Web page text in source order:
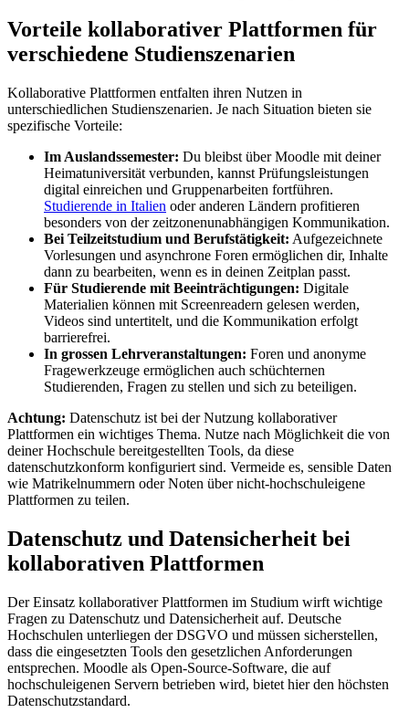
Vorteile kollaborativer Plattformen für
verschiedene Studienszenarien
Kollaborative Plattformen entfalten ihren Nutzen in
unterschiedlichen Studienszenarien. Je nach Situation bieten sie
spezifische Vorteile:
Im Auslandssemester: Du bleibst über Moodle mit deiner
Heimatuniversität verbunden, kannst Prüfungsleistungen
digital einreichen und Gruppenarbeiten fortführen.
Studierende in Italien oder anderen Ländern profitieren
besonders von der zeitzonenunabhängigen Kommunikation.
Bei Teilzeitstudium und Berufstätigkeit: Aufgezeichnete
Vorlesungen und asynchrone Foren ermöglichen dir, Inhalte
dann zu bearbeiten, wenn es in deinen Zeitplan passt.
Für Studierende mit Beeinträchtigungen: Digitale
Materialien können mit Screenreadern gelesen werden,
Videos sind untertitelt, und die Kommunikation erfolgt
barrierefrei.
In grossen Lehrveranstaltungen: Foren und anonyme
Fragewerkzeuge ermöglichen auch schüchternen
Studierenden, Fragen zu stellen und sich zu beteiligen.
Achtung: Datenschutz ist bei der Nutzung kollaborativer
Plattformen ein wichtiges Thema. Nutze nach Möglichkeit die von
deiner Hochschule bereitgestellten Tools, da diese
datenschutzkonform konfiguriert sind. Vermeide es, sensible Daten
wie Matrikelnummern oder Noten über nicht-hochschuleigene
Plattformen zu teilen.
Datenschutz und Datensicherheit bei
kollaborativen Plattformen
Der Einsatz kollaborativer Plattformen im Studium wirft wichtige
Fragen zu Datenschutz und Datensicherheit auf. Deutsche
Hochschulen unterliegen der DSGVO und müssen sicherstellen,
dass die eingesetzten Tools den gesetzlichen Anforderungen
entsprechen. Moodle als Open-Source-Software, die auf
hochschuleigenen Servern betrieben wird, bietet hier den höchsten
Datenschutzstandard.